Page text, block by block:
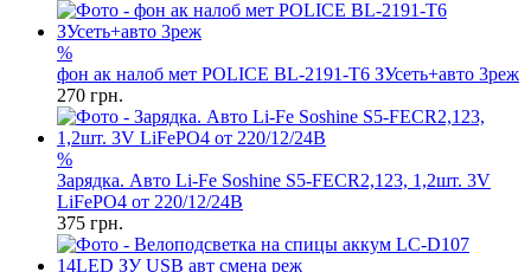
%
фон ак налоб мет POLICE BL-2191-T6 ЗУсеть+авто 3реж
270 грн.
%
Зарядка. Авто Li-Fe Soshine S5-FECR2,123, 1,2шт. 3V
LiFePO4 от 220/12/24В
375 грн.